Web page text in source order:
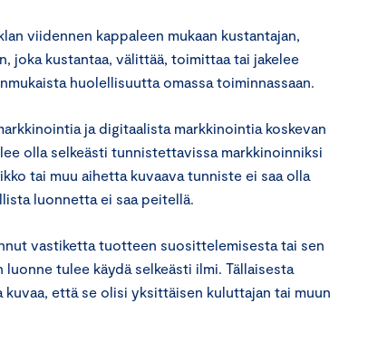
viidennen kappaleen mukaan kustantajan,
joka kustantaa, välittää, toimittaa tai jakelee
huolellisuutta omassa toiminnassaan.
ja digitaalista markkinointia koskevan
olla selkeästi tunnistettavissa markkinoinniksi
tai muu aihetta kuvaava tunniste ei saa olla
luonnetta ei saa peitellä.
vastiketta tuotteen suosittelemisesta tai sen
tulee käydä selkeästi ilmi. Tällaisesta
että se olisi yksittäisen kuluttajan tai muun